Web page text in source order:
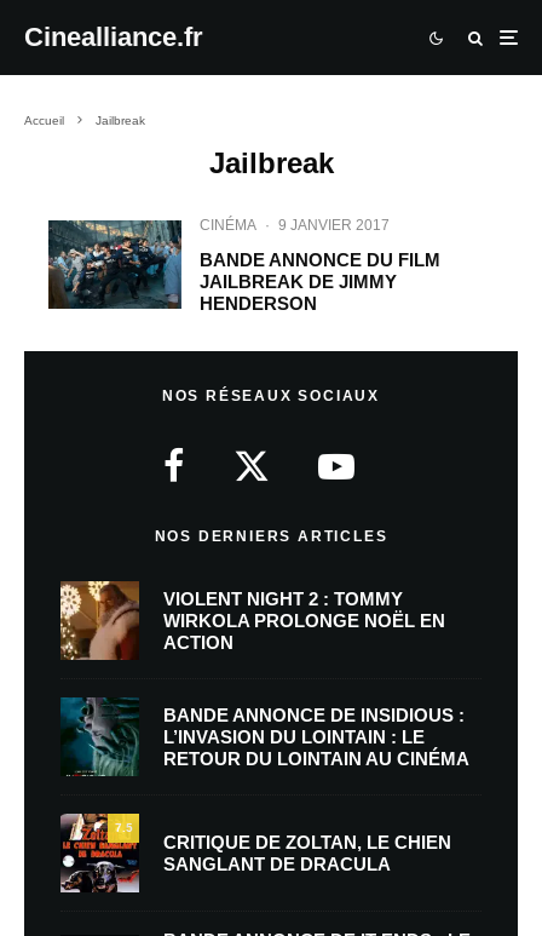
Cinealliance.fr
Accueil Jailbreak
Jailbreak
CINÉMA · 9 JANVIER 2017
BANDE ANNONCE DU FILM
JAILBREAK DE JIMMY
HENDERSON
NOS RÉSEAUX SOCIAUX
NOS DERNIERS ARTICLES
VIOLENT NIGHT 2 : TOMMY
WIRKOLA PROLONGE NOËL EN
ACTION
BANDE ANNONCE DE INSIDIOUS :
L’INVASION DU LOINTAIN : LE
RETOUR DU LOINTAIN AU CINÉMA
7.5
CRITIQUE DE ZOLTAN, LE CHIEN
SANGLANT DE DRACULA